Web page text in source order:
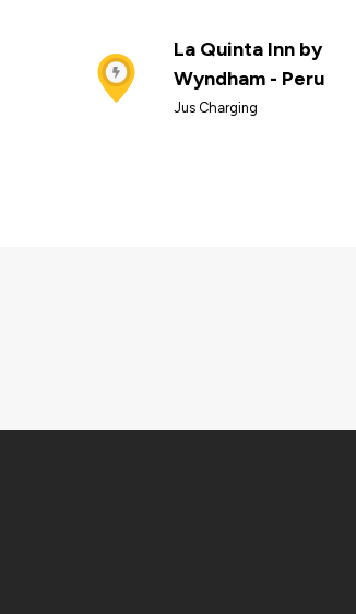
La Quinta Inn by
Wyndham - Peru
Jus Charging